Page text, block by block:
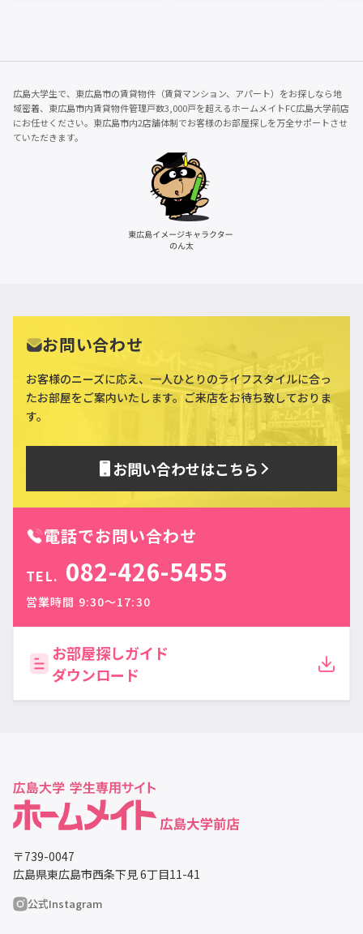
広島大学生で、東広島市の賃貸物件（賃貸マンション、アパート）をお探しなら地
域密着、東広島市内賃貸物件管理戸数3,000戸を超えるホームメイトFC広島大学前店
にお任せください。東広島市内2店舗体制でお客様のお部屋探しを万全サポートさせ
ていただきます。
お問い合わせ
お客様のニーズに応え、一人ひとりのライフスタイルに合っ
たお部屋をご案内いたします。ご来店をお待ち致しておりま
す。
お問い合わせはこちら
電話でお問い合わせ
TEL. 082-426-5455
営業時間 9:30〜17:30
お部屋探しガイド
ダウンロード
〒739-0047
広島県東広島市西条下見 6丁目11-41
公式Instagram